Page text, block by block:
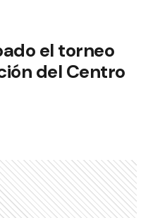
el torneo
del Centro